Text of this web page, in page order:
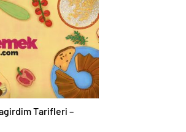
modagirdim.com
Tarifleri –